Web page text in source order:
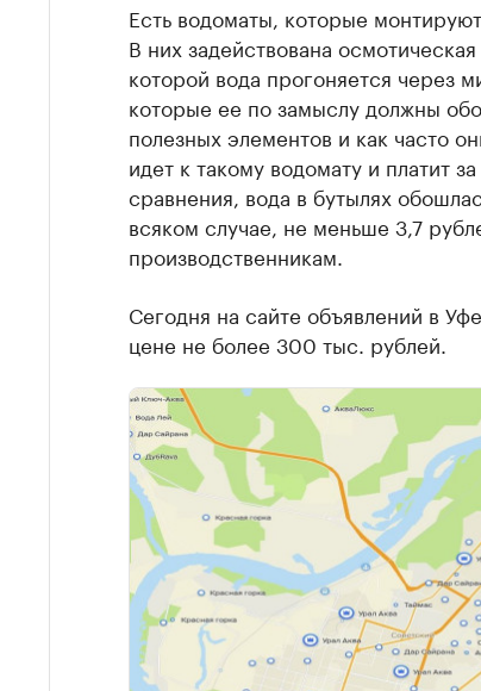
Есть водоматы, которые
В них задействована
которой вода прогоняется через
которые ее по замыслу должны
полезных элементов и как часто
идет к такому водомату и платит
сравнения, вода в бутылях
всяком случае, не меньше 3,7
производственникам.
Сегодня на сайте объявлений в
цене не более 300 тыс. рублей.